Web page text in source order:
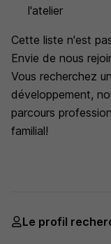
l'atelier
Cette liste n'est
Envie de nous
Vous recherchez
développement,
parcours
familial!
Le profil